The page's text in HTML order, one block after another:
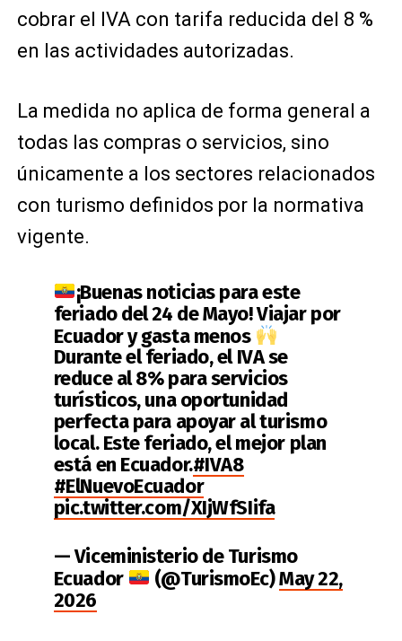
cobrar el IVA con tarifa reducida del 8 %
en las actividades autorizadas.
La medida no aplica de forma general a
todas las compras o servicios, sino
únicamente a los sectores relacionados
con turismo definidos por la normativa
vigente.
¡Buenas noticias para este
feriado del 24 de Mayo! Viajar por
Ecuador y gasta menos
Durante el feriado, el IVA se
reduce al 8% para servicios
turísticos, una oportunidad
perfecta para apoyar al turismo
local. Este feriado, el mejor plan
está en Ecuador.#IVA8
#ElNuevoEcuador
pic.twitter.com/XIjWfSIifa
— Viceministerio de Turismo
Ecuador
(@TurismoEc)May 22,
2026